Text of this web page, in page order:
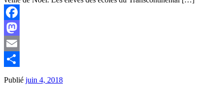
Facebook
Mastodon
Email
Publié juin 4, 2018